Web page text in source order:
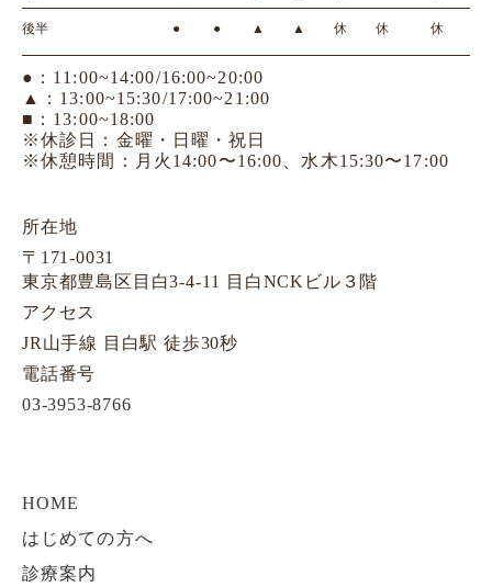
後半 ● ● ▲ ▲ 休 休 休
●：11:00~14:00/16:00~20:00
▲：13:00~15:30/17:00~21:00
■：13:00~18:00
※休診日：金曜・日曜・祝日
※休憩時間：月火14:00〜16:00、水木15:30〜17:00
所在地
〒171-0031
東京都豊島区目白3-4-11 目白NCKビル３階
アクセス
JR山手線 目白駅 徒歩30秒
電話番号
03-3953-8766
HOME
はじめての方へ
診療案内